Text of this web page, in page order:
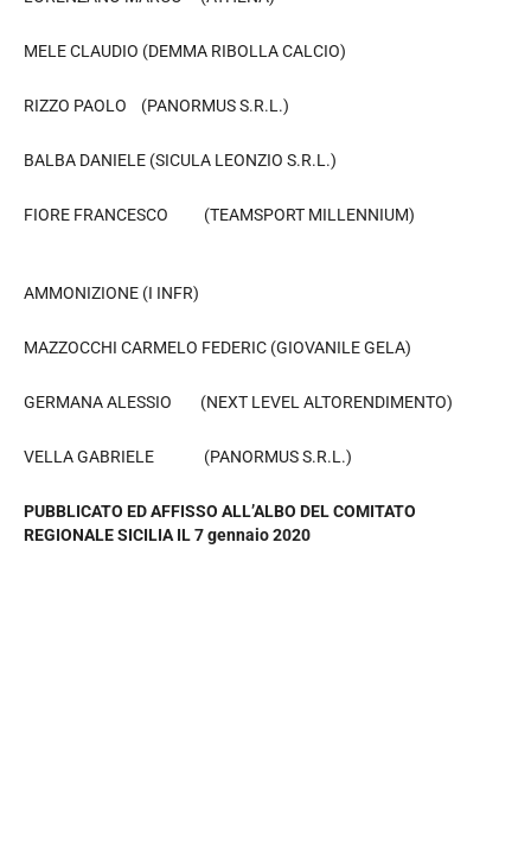
MELE CLAUDIO (DEMMA RIBOLLA CALCIO)
RIZZO PAOLO (PANORMUS S.R.L.)
BALBA DANIELE (SICULA LEONZIO S.R.L.)
FIORE FRANCESCO (TEAMSPORT MILLENNIUM)
AMMONIZIONE (I INFR)
MAZZOCCHI CARMELO FEDERIC (GIOVANILE GELA)
GERMANA ALESSIO (NEXT LEVEL ALTORENDIMENTO)
VELLA GABRIELE (PANORMUS S.R.L.)
PUBBLICATO ED AFFISSO ALL’ALBO DEL COMITATO
REGIONALE SICILIA IL 7 gennaio 2020